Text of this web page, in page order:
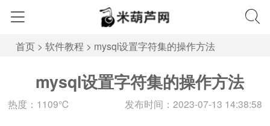
首页 > 软件教程 > mysql设置字符集的操作方法
mysql设置字符集的操作方法
热度：1109℃ 发布时间：2023-07-13 14:38:58